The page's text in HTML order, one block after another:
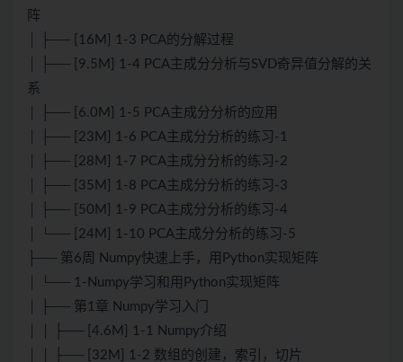
阵
│ ├── [16M] 1-3 PCA的分解过程
│ ├── [9.5M] 1-4 PCA主成分分析与SVD奇异值分解的关
系
│ ├── [6.0M] 1-5 PCA主成分分析的应用
│ ├── [23M] 1-6 PCA主成分分析的练习-1
│ ├── [28M] 1-7 PCA主成分分析的练习-2
│ ├── [35M] 1-8 PCA主成分分析的练习-3
│ ├── [50M] 1-9 PCA主成分分析的练习-4
│ └── [24M] 1-10 PCA主成分分析的练习-5
├── 第6周 Numpy快速上手，用Python实现矩阵
│ └── 1-Numpy学习和用Python实现矩阵
│ ├── 第1章 Numpy学习入门
│ │ ├── [4.6M] 1-1 Numpy介绍
│ │ ├── [32M] 1-2 数组的创建，索引，切片